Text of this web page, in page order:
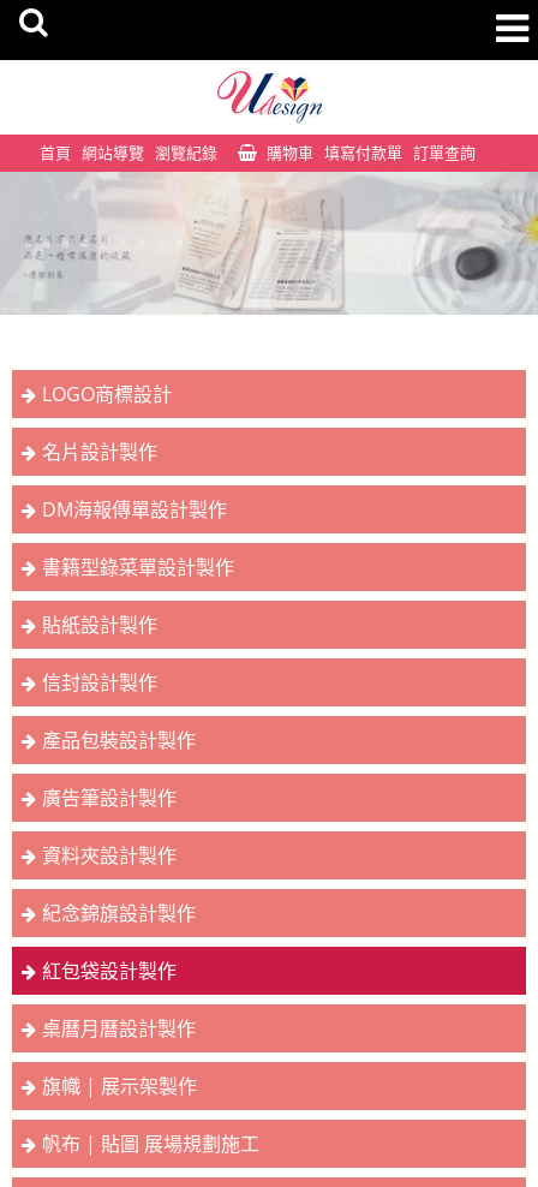
首頁 網站導覽 瀏覽紀錄 購物車 填寫付款單 訂單查詢
LOGO商標設計
名片設計製作
DM海報傳單設計製作
書籍型錄菜單設計製作
貼紙設計製作
信封設計製作
產品包裝設計製作
廣告筆設計製作
資料夾設計製作
紀念錦旗設計製作
紅包袋設計製作
桌曆月曆設計製作
旗幟 | 展示架製作
帆布 | 貼圖 展場規劃施工